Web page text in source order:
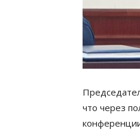
что через